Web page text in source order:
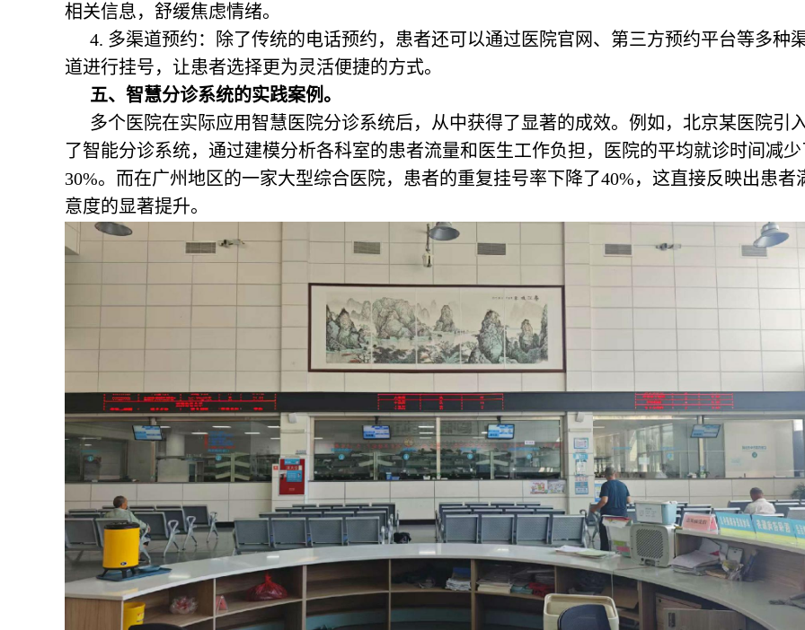
相关信息，舒缓焦虑情绪。
4. 多渠道预约：除了传统的电话预约，患者还可以通过医院官网、第三方预约平台等多种
道进行挂号，让患者选择更为灵活便捷的方式。
五、智慧分诊系统的实践案例。
多个医院在实际应用智慧医院分诊系统后，从中获得了显著的成效。例如，北京某医院引
了智能分诊系统，通过建模分析各科室的患者流量和医生工作负担，医院的平均就诊时间减少
30%。而在广州地区的一家大型综合医院，患者的重复挂号率下降了40%，这直接反映出患者
意度的显著提升。